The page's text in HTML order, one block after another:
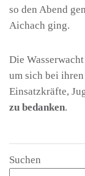
so den Abend
Aichach ging.
Die
um sich bei
Einsatzkräfte,
zu bedanken.
Suchen